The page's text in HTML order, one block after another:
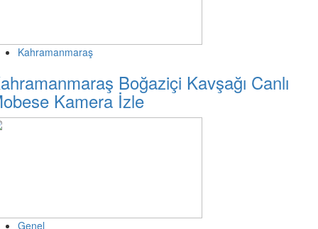
Kahramanmaraş
Boğaziçi Kavşağı Canlı
Kamera İzle
Genel